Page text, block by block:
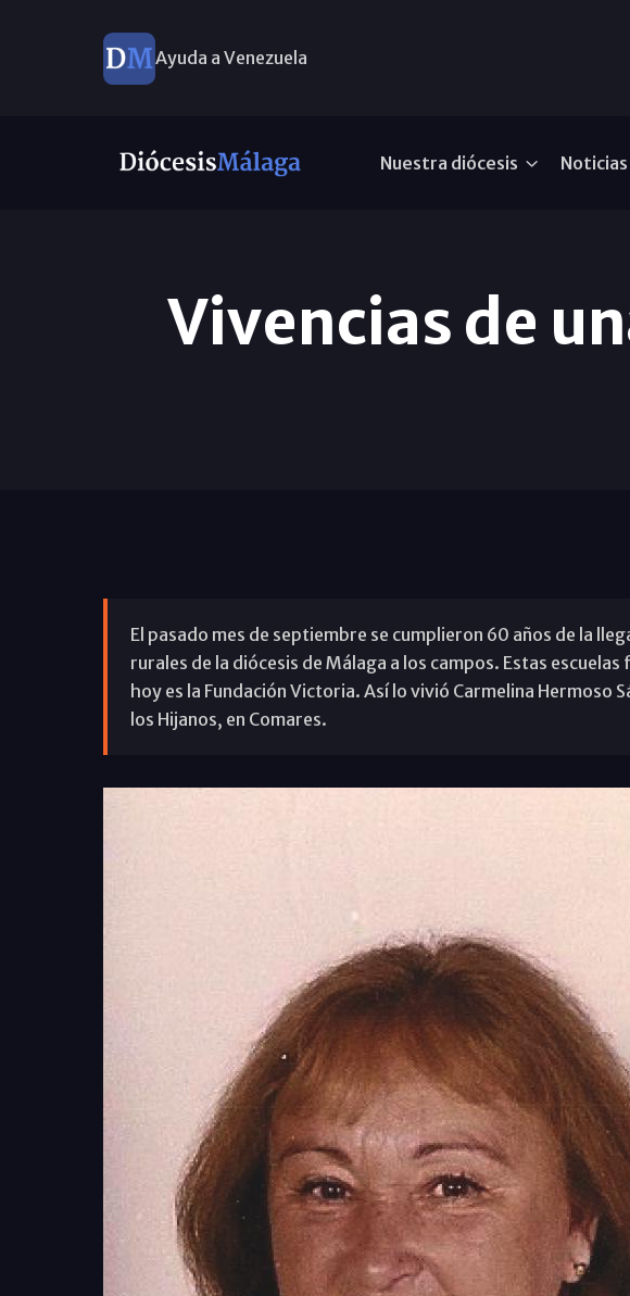
Ayuda a Venezuela
Nuestra diócesis Noticias
Vivencias de
El pasado mes de septiembre se cumplieron 60 años de la
rurales de la diócesis de Málaga a los campos. Estas
hoy es la Fundación Victoria. Así lo vivió Carmelina Hermoso
los Hijanos, en Comares.